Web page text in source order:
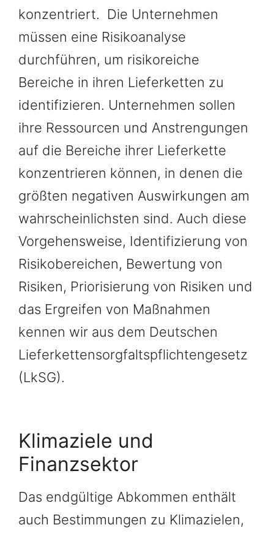
konzentriert. Die Unternehmen
müssen eine Risikoanalyse
durchführen, um risikoreiche
Bereiche in ihren Lieferketten zu
identifizieren. Unternehmen sollen
ihre Ressourcen und Anstrengungen
auf die Bereiche ihrer Lieferkette
konzentrieren können, in denen die
größten negativen Auswirkungen am
wahrscheinlichsten sind. Auch diese
Vorgehensweise, Identifizierung von
Risikobereichen, Bewertung von
Risiken, Priorisierung von Risiken und
das Ergreifen von Maßnahmen
kennen wir aus dem Deutschen
Lieferkettensorgfaltspflichtengesetz
(LkSG).
Klimaziele und
Finanzsektor
Das endgültige Abkommen enthält
auch Bestimmungen zu Klimazielen,